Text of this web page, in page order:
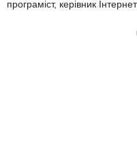
програміст, керівник